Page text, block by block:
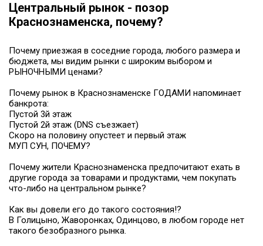
Центральный рынок - позор
Краснознаменска, почему?
Почему приезжая в соседние города, любого размера и
бюджета, мы видим рынки с широким выбором и
РЫНОЧНЫМИ ценами?
Почему рынок в Краснознаменске ГОДАМИ напоминает
банкрота:
Пустой 3й этаж
Пустой 2й этаж (DNS съезжает)
Скоро на половину опустеет и первый этаж
МУП СУН, ПОЧЕМУ?
Почему жители Краснознаменска предпочитают ехать в
другие города за товарами и продуктами, чем покупать
что-либо на центральном рынке?
Как вы довели его до такого состояния!?
В Голицыно, Жаворонках, Одинцово, в любом городе нет
такого безобразного рынка.